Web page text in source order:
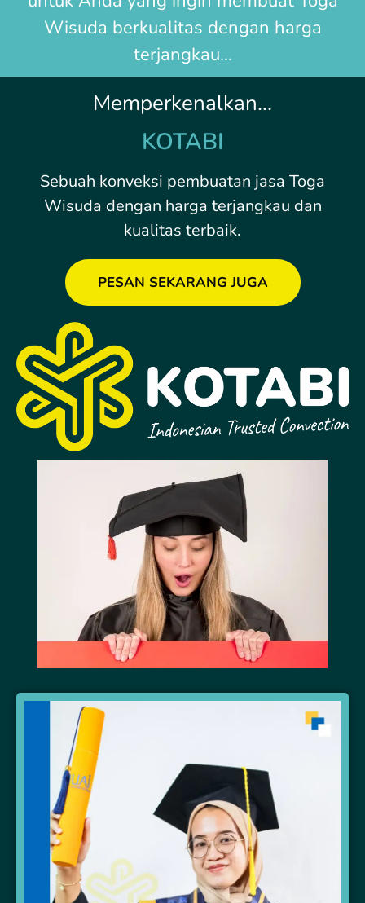
Wisuda berkualitas dengan harga
terjangkau...
Memperkenalkan...
KOTABI
Sebuah konveksi pembuatan jasa Toga
Wisuda dengan harga terjangkau dan
kualitas terbaik.
PESAN SEKARANG JUGA